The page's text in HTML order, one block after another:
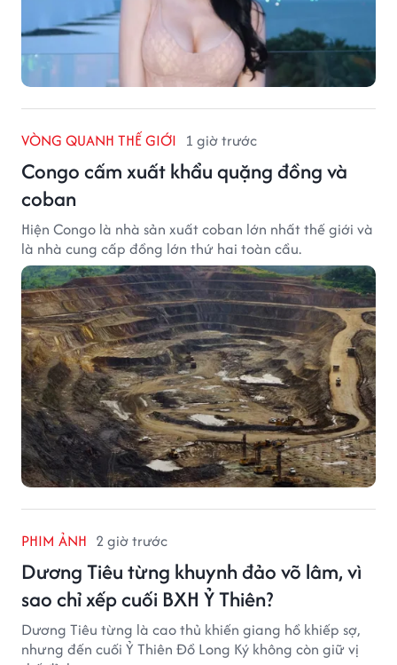
VÒNG QUANH THẾ GIỚI 1 giờ trước
Congo cấm xuất khẩu quặng đồng và
coban
Hiện Congo là nhà sản xuất coban lớn nhất thế giới và
là nhà cung cấp đồng lớn thứ hai toàn cầu.
PHIM ẢNH 2 giờ trước
Dương Tiêu từng khuynh đảo võ lâm, vì
sao chỉ xếp cuối BXH Ỷ Thiên?
Dương Tiêu từng là cao thủ khiến giang hồ khiếp sợ,
nhưng đến cuối Ỷ Thiên Đồ Long Ký không còn giữ vị